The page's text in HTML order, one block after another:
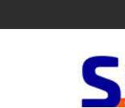
to